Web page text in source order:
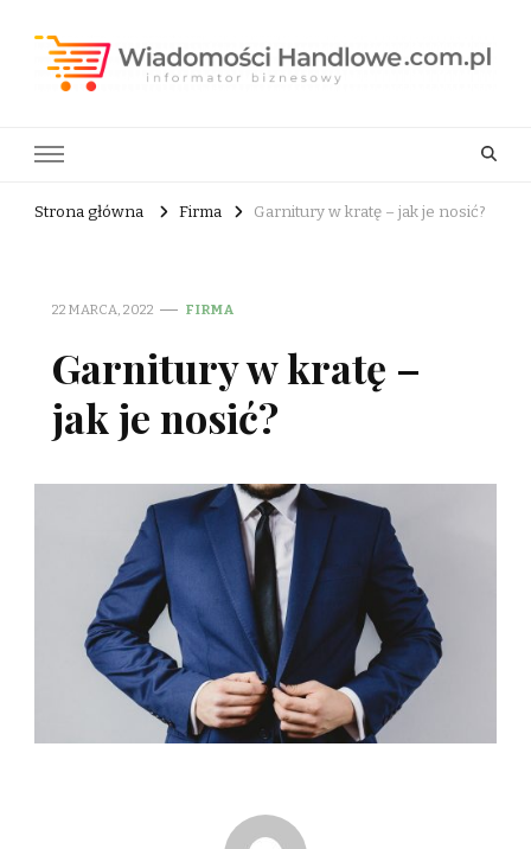
Strona główna Firma Garnitury w kratę – jak je nosić?
22 MARCA, 2022 FIRMA
Garnitury w kratę –
jak je nosić?